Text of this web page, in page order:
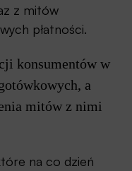
z mitów
płatności.
konsumentów w
a
mitów z nimi
na co dzień